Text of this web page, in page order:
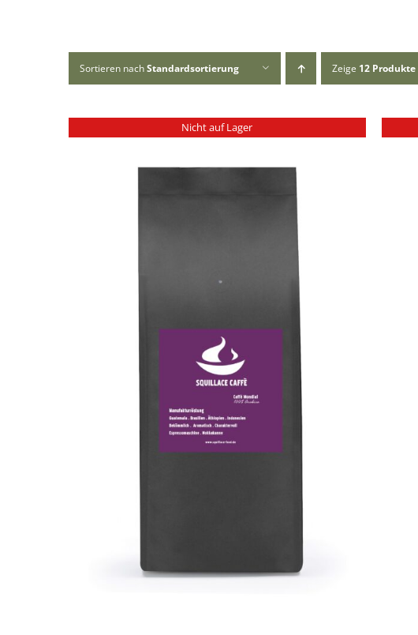
Sortieren nachStandardsortierung Zeige 12 Produkte
Nicht auf Lager